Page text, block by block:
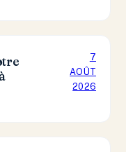
7
AOÛT
2026